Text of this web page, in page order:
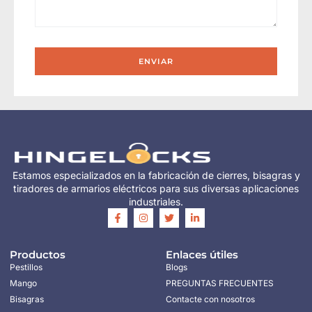
ENVIAR
Estamos especializados en la fabricación de cierres, bisagras y
tiradores de armarios eléctricos para sus diversas aplicaciones
industriales.
Productos
Pestillos
Mango
Bisagras
Enlaces útiles
Blogs
PREGUNTAS FRECUENTES
Contacte con nosotros